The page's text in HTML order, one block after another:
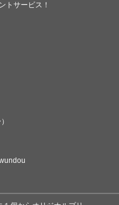
トサービス！